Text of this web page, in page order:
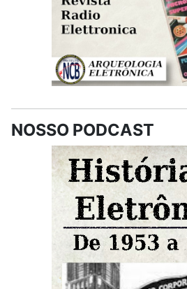
NOSSO PODCAST